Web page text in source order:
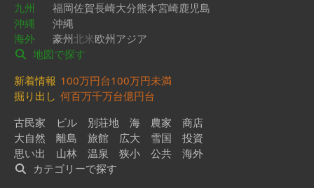
九州
福岡佐賀長崎大分熊本宮崎鹿児島
沖縄
沖縄
海外
豪州北米欧州アジア
地図で探す
新着情報 100万円台100万円未満
掘り出し 何百万千万台億円台
古民家
ビル 別荘地 海 農家
商店
大自然
離島 旅館 広大 雪国
投資
思い出
山林 温泉 狭小 公共
海外
カテゴリーで探す